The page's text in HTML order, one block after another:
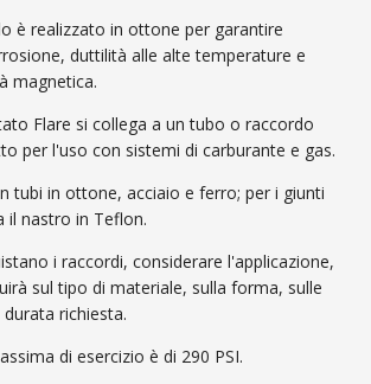
è realizzato in ottone per garantire
duttilità alle alte temperature e
magnetica.
Flare si collega a un tubo o raccordo
per l'uso con sistemi di carburante e gas.
tubi in ottone, acciaio e ferro; per i giunti
il nastro in Teflon.
i raccordi, considerare l'applicazione,
sul tipo di materiale, sulla forma, sulle
richiesta.
di esercizio è di 290 PSI.